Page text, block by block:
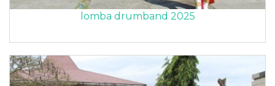
lomba drumband 2025